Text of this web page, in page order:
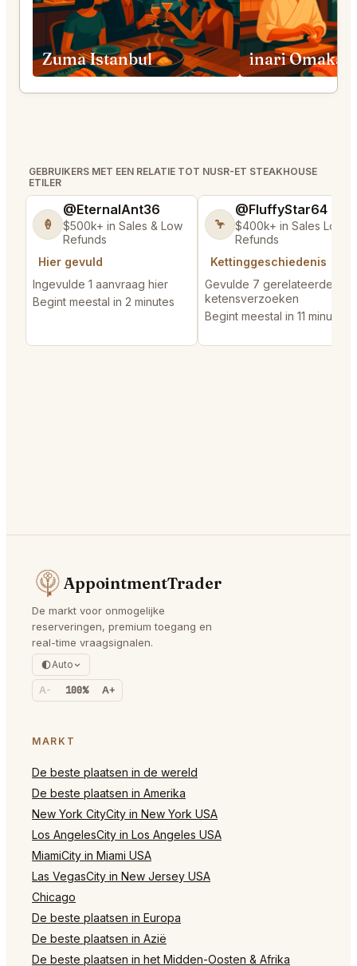
Zuma Istanbul inari
GEBRUIKERS MET EEN RELATIE TOT NUSR-ET STEAKHOUSE
ETILER
🍦
@EternalAnt36
$500k+ in Sales & Low
Refunds
Hier gevuld
Ingevulde 1 aanvraag hier
Begint meestal in 2 minutes
🦩
@FluffyStar64
$400k+ in Sales Low
Refunds
Kettinggeschiedenis
Gevulde 7 gerelateerde
ketensverzoeken
Begint meestal in 11 minutes
AppointmentTrader
De markt voor onmogelijke
reserveringen, premium toegang en
real-time vraagsignalen.
Auto
A- 100% A+
MARKT
De beste plaatsen in de wereld
De beste plaatsen in Amerika
New York CityCity in New York USA
Los AngelesCity in Los Angeles USA
MiamiCity in Miami USA
Las VegasCity in New Jersey USA
Chicago
De beste plaatsen in Europa
De beste plaatsen in Azië
De beste plaatsen in het Midden-Oosten & Afrika